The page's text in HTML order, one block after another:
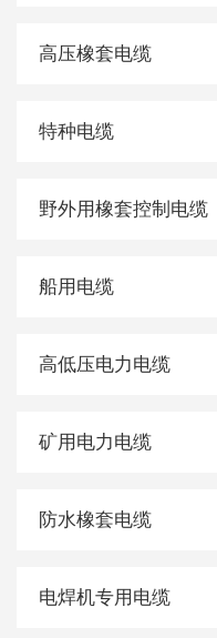
高压橡套电缆
特种电缆
野外用橡套控制电缆
船用电缆
高低压电力电缆
矿用电力电缆
防水橡套电缆
电焊机专用电缆